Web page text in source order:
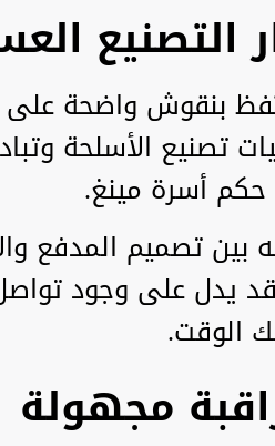
بنقوش واضحة
تصنيع الأسلحة
حكم أسرة مينغ.
بين تصميم المدفع
قد يدل على وجود
الوقت.
مجهولة